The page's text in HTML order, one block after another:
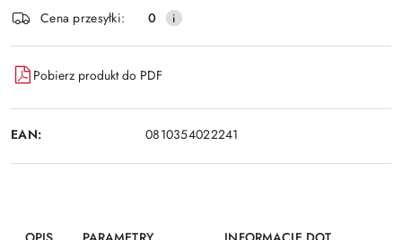
Cena przesyłki:
0
Pobierz produkt do PDF
EAN: 0810354022241